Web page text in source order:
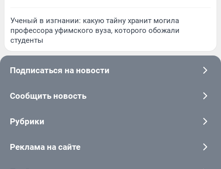
Ученый в изгнании: какую тайну хранит могила
профессора уфимского вуза, которого обожали
студенты
Подписаться на новости
Сообщить новость
Рубрики
Реклама на сайте